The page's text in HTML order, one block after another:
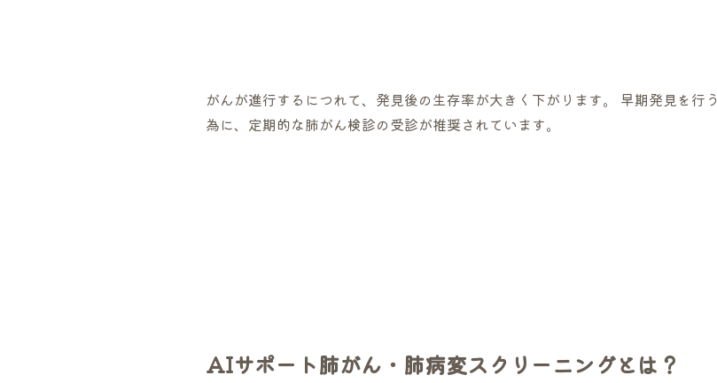
がんが進行するにつれて、発見後の生存率が大きく下がります。 早期発見を行う
為に、定期的な肺がん検診の受診が推奨されています。
AIサポート肺がん・肺病変スクリーニングとは？